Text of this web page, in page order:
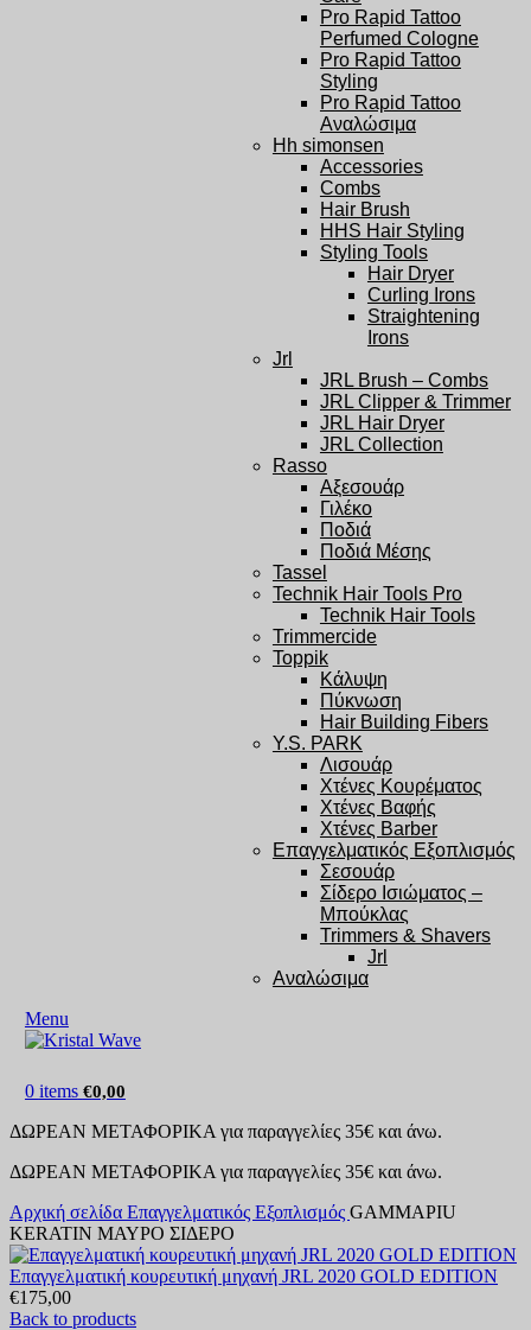
Pro Rapid Tattoo
Perfumed Cologne
Pro Rapid Tattoo
Styling
Pro Rapid Tattoo
Αναλώσιμα
Hh simonsen
Accessories
Combs
Hair Brush
HHS Hair Styling
Styling Tools
Hair Dryer
Curling Irons
Straightening
Irons
Jrl
JRL Brush – Combs
JRL Clipper & Trimmer
JRL Hair Dryer
JRL Collection
Rasso
Αξεσουάρ
Γιλέκο
Ποδιά
Ποδιά Μέσης
Tassel
Technik Hair Tools Pro
Technik Hair Tools
Trimmercide
Toppik
Κάλυψη
Πύκνωση
Hair Building Fibers
Y.S. PARK
Λισουάρ
Χτένες Κουρέματος
Χτένες Βαφής
Χτένες Barber
Επαγγελματικός Εξοπλισμός
Σεσουάρ
Σίδερο Ισιώματος –
Μπούκλας
Trimmers & Shavers
Jrl
Αναλώσιμα
Menu
0 items €0,00
ΔΩΡΕΑΝ ΜΕΤΑΦΟΡΙΚΑ για παραγγελίες 35€ και άνω.
ΔΩΡΕΑΝ ΜΕΤΑΦΟΡΙΚΑ για παραγγελίες 35€ και άνω.
Αρχική σελίδα Επαγγελματικός Εξοπλισμός GAMMAPIU
KERATIN ΜΑΥΡΟ ΣΙΔΕΡΟ
Επαγγελματική κουρευτική μηχανή JRL 2020 GOLD EDITION
€175,00
Back to products